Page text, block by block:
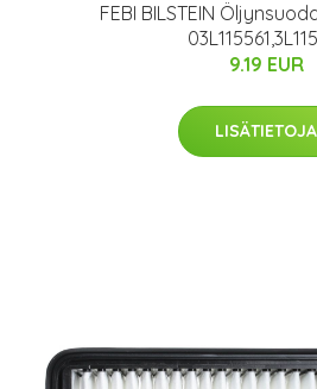
FEBI BILSTEIN
9.19 EUR
LISÄTIETOJA